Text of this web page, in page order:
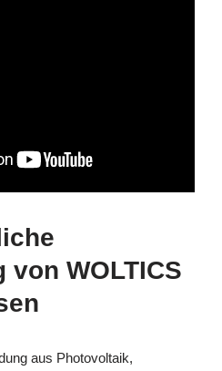
WOLTICS
aus Photovoltaik,